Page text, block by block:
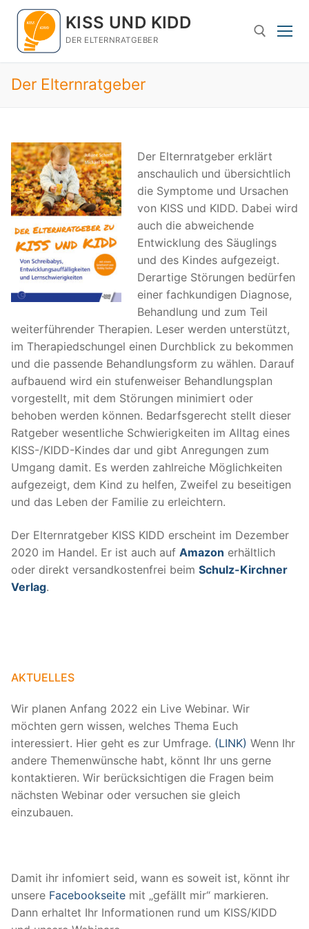
Zum
Inhalt
springen
KISS UND KIDD
DER ELTERNRATGEBER
Suchen nach:
Der Elternratgeber
Der Elternratgeber erklärt
anschaulich und übersichtlich
die Symptome und Ursachen
von KISS und KIDD. Dabei wird
auch die abweichende
Entwicklung des Säuglings
und des Kindes aufgezeigt.
Derartige Störungen bedürfen
einer fachkundigen Diagnose,
Behandlung und zum Teil
weiterführender Therapien. Leser werden unterstützt,
im Therapiedschungel einen Durchblick zu bekommen
und die passende Behandlungsform zu wählen. Darauf
aufbauend wird ein stufenweiser Behandlungsplan
vorgestellt, mit dem Störungen minimiert oder
behoben werden können. Bedarfsgerecht stellt dieser
Ratgeber wesentliche Schwierigkeiten im Alltag eines
KISS-/KIDD-Kindes dar und gibt Anregungen zum
Umgang damit. Es werden zahlreiche Möglichkeiten
aufgezeigt, dem Kind zu helfen, Zweifel zu beseitigen
und das Leben der Familie zu erleichtern.
Der Elternratgeber KISS KIDD erscheint im Dezember
2020 im Handel. Er ist auch auf Amazon erhältlich
oder direkt versandkostenfrei beim Schulz-Kirchner
Verlag.
AKTUELLES
Wir planen Anfang 2022 ein Live Webinar. Wir
möchten gern wissen, welches Thema Euch
interessiert. Hier geht es zur Umfrage. (LINK) Wenn Ihr
andere Themenwünsche habt, könnt Ihr uns gerne
kontaktieren. Wir berücksichtigen die Fragen beim
nächsten Webinar oder versuchen sie gleich
einzubauen.
Damit ihr infomiert seid, wann es soweit ist, könnt ihr
unsere Facebookseite mit „gefällt mir“ markieren.
Dann erhaltet Ihr Informationen rund um KISS/KIDD